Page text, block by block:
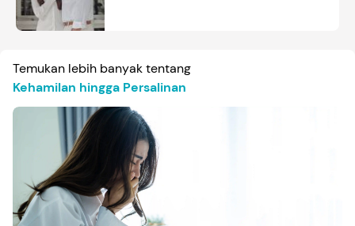
Temukan lebih banyak tentang
Kehamilan hingga Persalinan